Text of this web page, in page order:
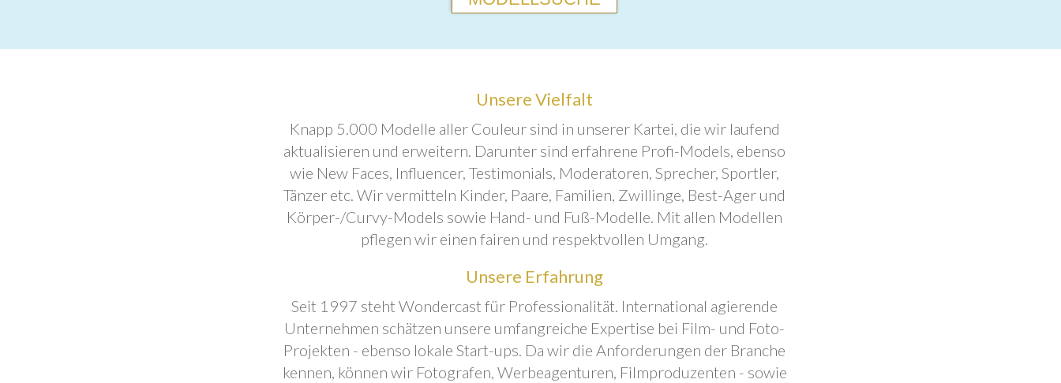
Unsere Vielfalt
Knapp 5.000 Modelle aller Couleur sind in unserer Kartei, die wir laufend
aktualisieren und erweitern. Darunter sind erfahrene Profi-Models, ebenso
wie New Faces, Influencer, Testimonials, Moderatoren, Sprecher, Sportler,
Tänzer etc. Wir vermitteln Kinder, Paare, Familien, Zwillinge, Best-Ager und
Körper-/Curvy-Models sowie Hand- und Fuß-Modelle. Mit allen Modellen
pflegen wir einen fairen und respektvollen Umgang.
Unsere Erfahrung
Seit 1997 steht Wondercast für Professionalität. International agierende
Unternehmen schätzen unsere umfangreiche Expertise bei Film- und Foto-
Projekten - ebenso lokale Start-ups. Da wir die Anforderungen der Branche
kennen, können wir Fotografen, Werbeagenturen, Filmproduzenten - sowie